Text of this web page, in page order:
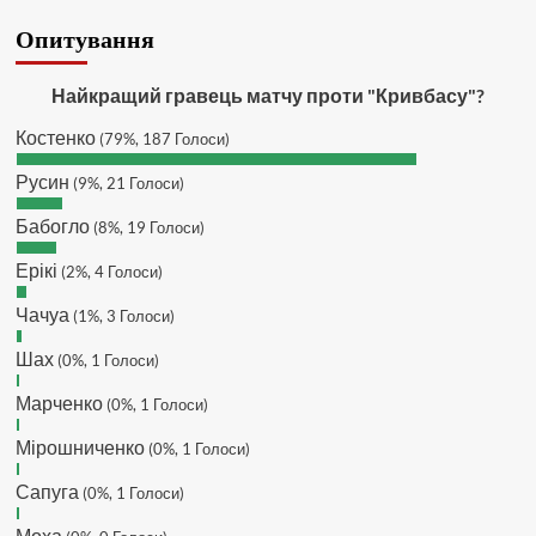
SVAT :
завтра напишу в інстаграм
Hatsyk :SVAT, без проблем
кинув в ТГ
DJGycle : Tamada
Makiavelli :
Makiavelli :
MaRiO :Трансфери такі шо слів
провалу 🙁
Hatsyk:Makiavelli, вітаємо на
буде ще активніший з часом)
Hatsyk:Та Кузик ще ок, а
перспективи, хз хз
SVAT :
Опитування
Найкращий гравець матчу проти "Кривбасу"?
Костенко (79%, 187 Голоси)
Русин (9%, 21 Голоси)
Бабогло (8%, 19 Голоси)
Ерікі (2%, 4 Голоси)
Чачуа (1%, 3 Голоси)
Шах (0%, 1 Голоси)
Марченко (0%, 1 Голоси)
Мірошниченко (0%, 1 Голоси)
Сапуга (0%, 1 Голоси)